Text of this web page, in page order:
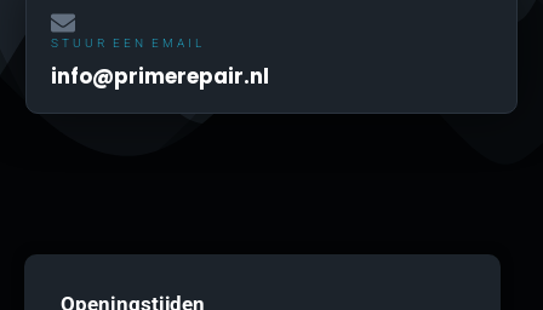
STUUR EEN EMAIL
info@primerepair.nl
Openingstijden